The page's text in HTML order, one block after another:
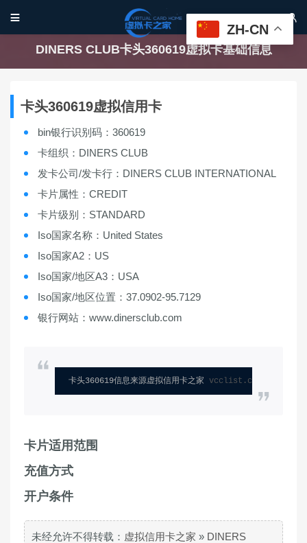
 
DINERS CLUB卡头360619虚拟卡基础信息
卡头360619虚拟信用卡
bin银行识别码：360619
卡组织：DINERS CLUB
发卡公司/发卡行：DINERS CLUB INTERNATIONAL
卡片属性：CREDIT
卡片级别：STANDARD
Iso国家名称：United States
Iso国家A2：US
Iso国家/地区A3：USA
Iso国家/地区位置：37.0902-95.7129
银行网站：www.dinersclub.com
卡头360619信息来源虚拟信用卡之家 vcclist.com
卡片适用范围
充值方式
开户条件
未经允许不得转载： 虚拟信用卡之家 » DINERS
ZH-CN